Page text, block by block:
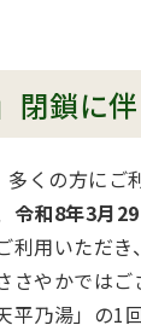
閉鎖に
くの方にご
令和8年3月
用いただき
さやかでは
平乃湯」の1